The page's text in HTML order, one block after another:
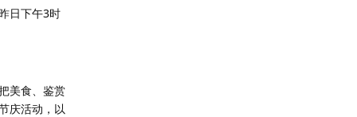
日下午3时
美食、鉴赏
庆活动，以